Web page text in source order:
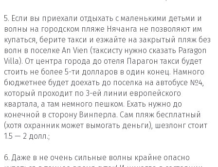
5. Если вы приехали отдыхать с маленькими детьми и
волны на городском пляже Нячанга не позволяют им
купаться, берите такси и езжайте на закрытый пляж без
волн в поселке An Vien (таксисту нужно сказать Paragon
Villa). От центра города до отеля Парагон такси будет
стоить не более 5-ти долларов в один конец. Намного
бюджетнее будет доехать до поселка на автобусе №4,
который проходит по 3-ей линии европейского
квартала, а там немного пешком. Ехать нужно до
конечной в сторону Винперла. Сам пляж бесплатный
(хотя охранник может вымогать деньги), шезлонг стоит
1.5 — 2 долл.;
6. Даже в не очень сильные волны крайне опасно